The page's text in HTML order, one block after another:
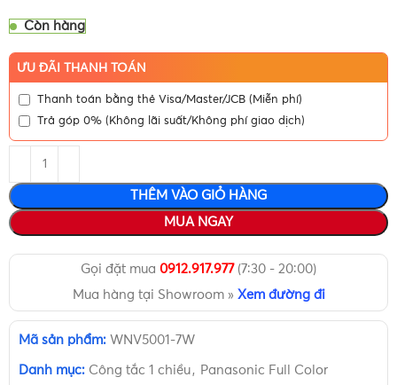
Còn hàng
ƯU ĐÃI THANH TOÁN
Thanh toán bằng thẻ Visa/Master/JCB (Miễn phí)
Trả góp 0% (Không lãi suất/Không phí giao dịch)
THÊM VÀO GIỎ HÀNG
MUA NGAY
Gọi đặt mua 0912.917.977(7:30 - 20:00)
Mua hàng tại Showroom » Xem đường đi
Mã sản phẩm: WNV5001-7W
Danh mục: Công tắc 1 chiều, Panasonic Full Color